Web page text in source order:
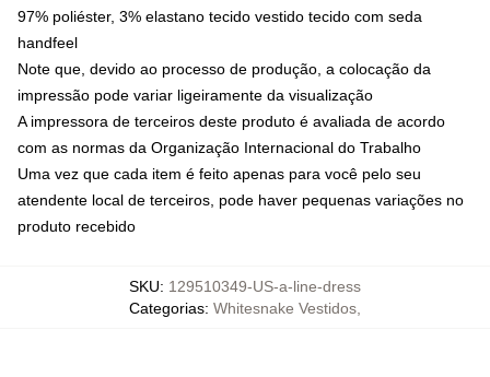
97% poliéster, 3% elastano tecido vestido tecido com seda
handfeel
Note que, devido ao processo de produção, a colocação da
impressão pode variar ligeiramente da visualização
A impressora de terceiros deste produto é avaliada de acordo
com as normas da Organização Internacional do Trabalho
Uma vez que cada item é feito apenas para você pelo seu
atendente local de terceiros, pode haver pequenas variações no
produto recebido
SKU: 129510349-US-a-line-dress
Categorias: Whitesnake Vestidos